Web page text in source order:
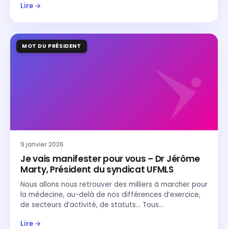
Lire →
MOT DU PRÉSIDENT
9 janvier 2026
Je vais manifester pour vous – Dr Jérôme
Marty, Président du syndicat UFMLS
Nous allons nous retrouver des milliers à marcher pour
la médecine, au-delà de nos différences d’exercice,
de secteurs d’activité, de statuts… Tous…
Lire →